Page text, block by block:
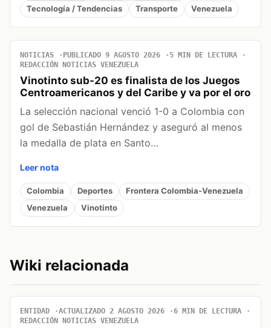
Tecnología / Tendencias Transporte Venezuela
NOTICIAS PUBLICADO 9 AGOSTO 2026
5 MIN DE LECTURA
REDACCIÓN NOTICIAS VENEZUELA
Vinotinto sub-20 es finalista de los Juegos
Centroamericanos y del Caribe y va por el oro
La selección nacional venció 1-0 a Colombia con
gol de Sebastián Hernández y aseguró al menos
la medalla de plata en Santo…
Leer nota
Colombia Deportes
Frontera Colombia-Venezuela
Venezuela
Vinotinto
Wiki relacionada
ENTIDAD ACTUALIZADO 2 AGOSTO 2026
6 MIN DE LECTURA
REDACCIÓN NOTICIAS VENEZUELA